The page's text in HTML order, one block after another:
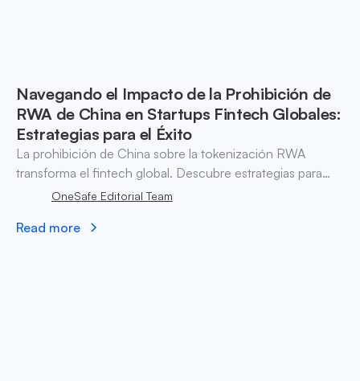
Navegando el Impacto de la Prohibición de
RWA de China en Startups Fintech Globales:
Estrategias para el Éxito
La prohibición de China sobre la tokenización RWA
transforma el fintech global. Descubre estrategias para
que las startups se adapten y prosperen en un panorama
OneSafe Editorial Team
Read more